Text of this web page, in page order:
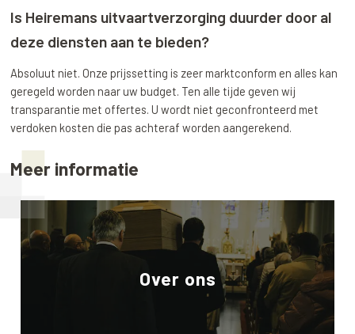
Is Heiremans uitvaartverzorging duurder door al
deze diensten aan te bieden?
Absoluut niet. Onze prijssetting is zeer marktconform en alles kan
geregeld worden naar uw budget. Ten alle tijde geven wij
transparantie met offertes. U wordt niet geconfronteerd met
verdoken kosten die pas achteraf worden aangerekend.
Meer informatie
Over ons